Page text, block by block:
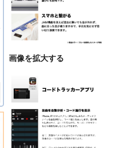
画像を拡大する